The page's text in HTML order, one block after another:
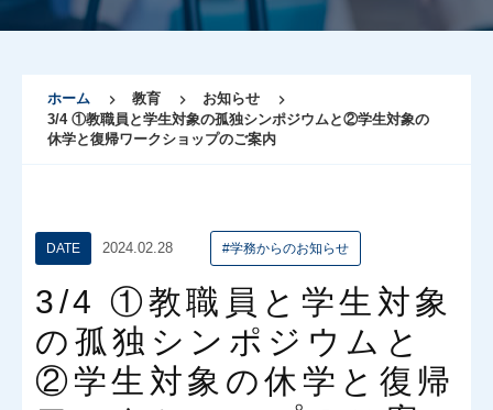
ホーム 教育
お知らせ
3/4 ①教職員と学生対象の孤独シンポジウムと②学生対象の
休学と復帰ワークショップのご案内
DATE 2024.02.28 #学務からのお知らせ
3/4 ①教職員と学生対象
の孤独シンポジウムと
②学生対象の休学と復帰